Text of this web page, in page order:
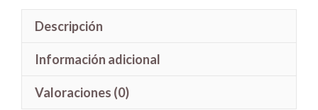
Pan
cantidad
Descripción
Información adicional
Valoraciones (0)